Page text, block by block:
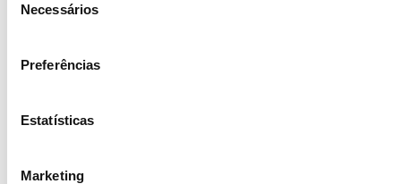
Necessários
Preferências
Estatísticas
Marketing